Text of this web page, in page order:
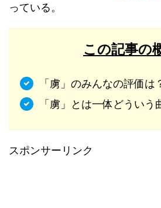
っている。
この記事の
「虜」のみんなの評価は
「虜」とは一体どういう
スポンサーリンク